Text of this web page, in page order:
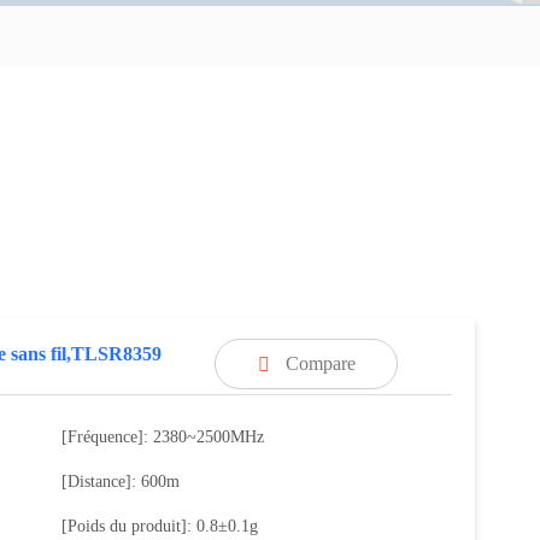
 Compare
sans fil,TLSR8359
[Fréquence]: 2380~2500MHz
[Distance]: 600m
[Poids du produit]: 0.8±0.1g